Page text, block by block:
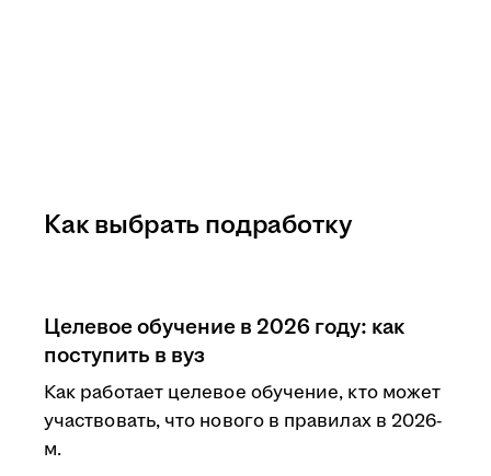
Как выбрать подработку
Целевое обучение в 2026 году: как
поступить в вуз
Как работает целевое обучение, кто может
участвовать, что нового в правилах в 2026-
м.